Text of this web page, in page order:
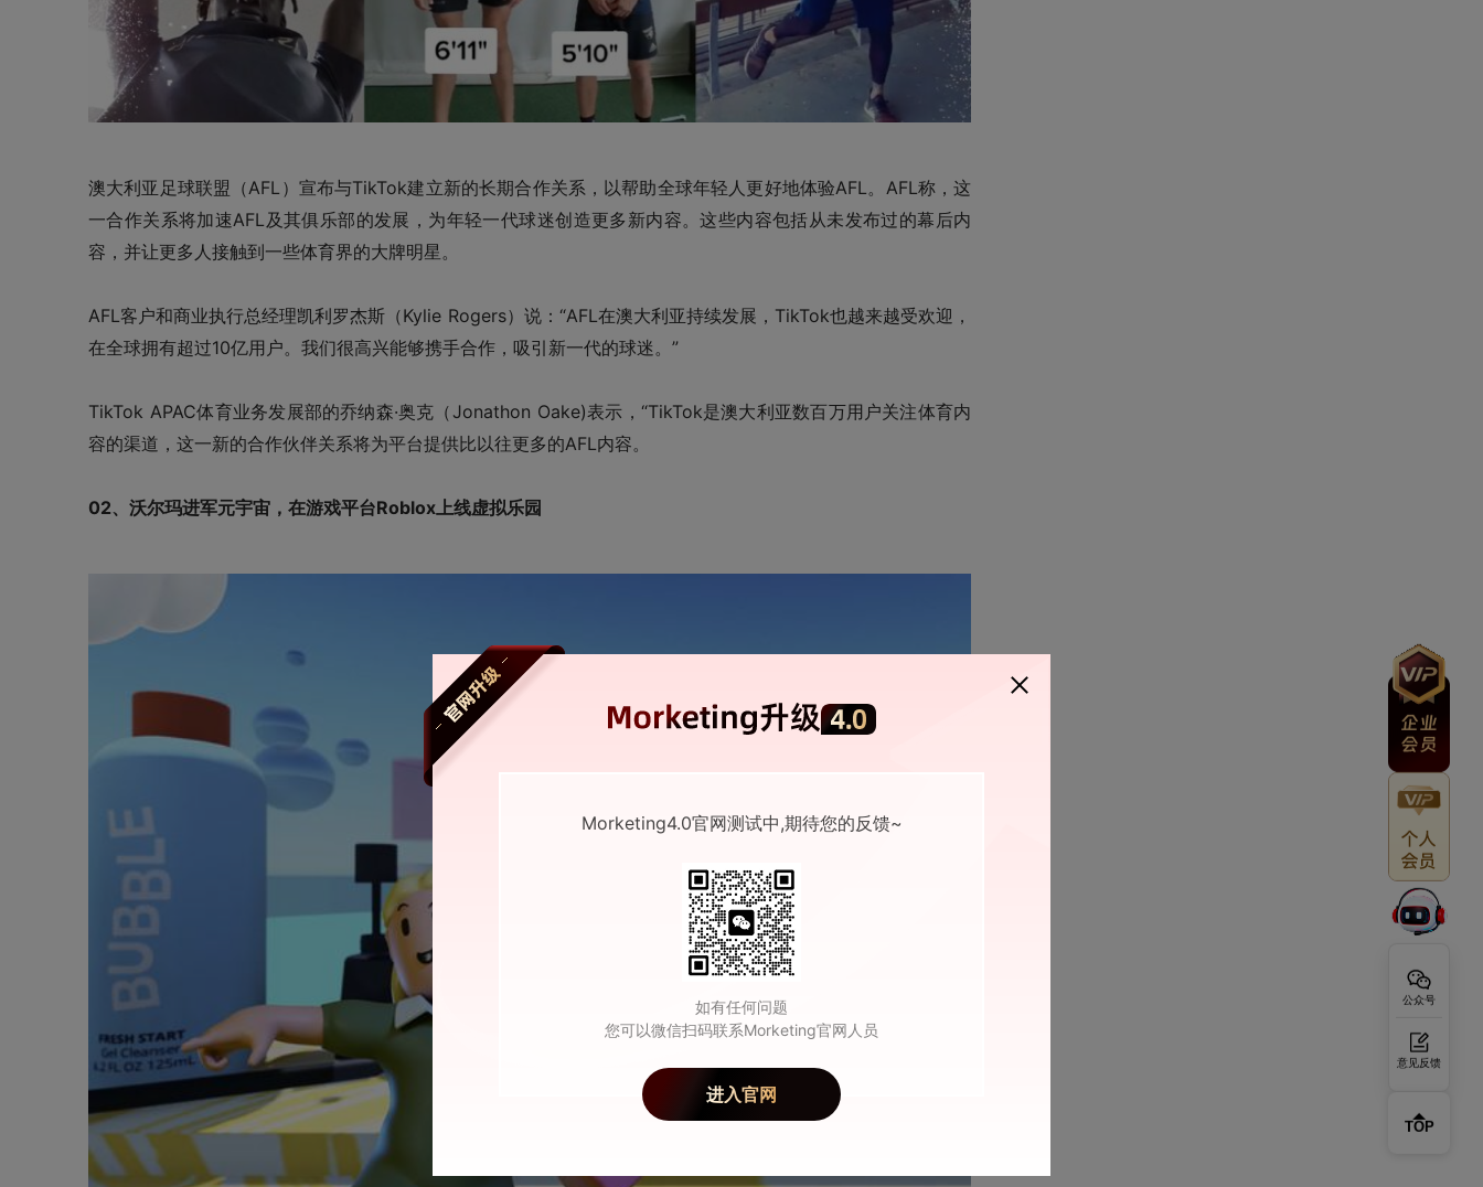
澳大利亚足球联盟 （AFL） 宣布与TikTok建立新的长期合作关系，以帮助全球年轻人更好地体验AFL。AFL称，这
一合作关系将加速AFL及其俱乐部的发展，为年轻一代球迷创造更多新内容。这些内容包括从未发布过的幕后内
容，并让更多人接触到一些体育界的大牌明星。
AFL客户和商业执行总经理凯利罗杰斯 （Kylie Rogers） 说：“AFL在澳大利亚持续发展，TikTok也越来越受欢迎，
在全球拥有超过10亿用户。我们很高兴能够携手合作，吸引新一代的球迷。”
TikTok APAC体育业务发展部的乔纳森·奥克 （Jonathon Oake)表示，“TikTok是澳大利亚数百万用户关注体育内
容的渠道，这一新的合作伙伴关系将为平台提供比以往更多的AFL内容。
02、沃尔玛进军元宇宙，在游戏平台Roblox上线虚拟乐园
公众号
意见反馈
TOP
Morketing4.0官网测试中,期待您的反馈~
如有任何问题
您可以微信扫码联系Morketing官网人员
进入官网